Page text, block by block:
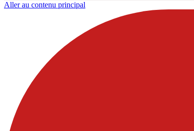
Aller au contenu principal